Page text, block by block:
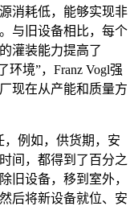
消耗低，能够实现非
与旧设备相比，每个
灌装能力提高了
环境”，Franz Vogl强
现在从产能和质量方
，例如，供货期，安
间，都得到了百分之
旧设备，移到室外，
后将新设备就位、安